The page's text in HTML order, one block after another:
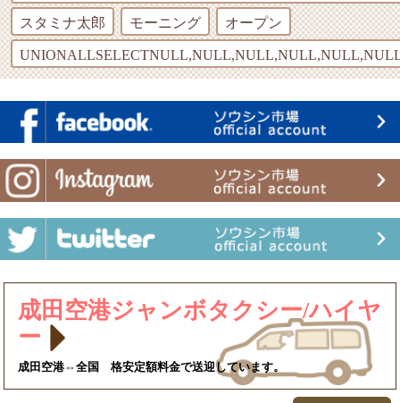
スタミナ太郎 モーニング オープン
成田空港ジャンボタクシー/ハイヤ
ー
成田空港⇔全国 格安定額料金で送迎しています。